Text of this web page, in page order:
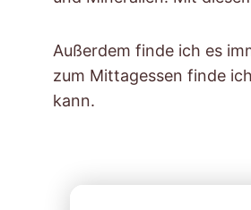
Außerdem finde ich es
zum Mittagessen finde
kann.